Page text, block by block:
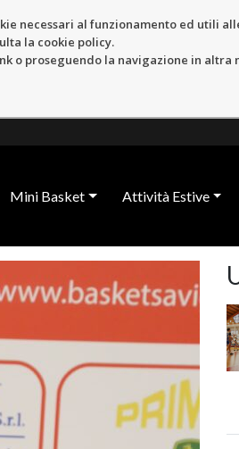
necessari al funzionamento ed utili
la cookie policy.
o proseguendo la navigazione in altra
Mini Basket Attività Estive